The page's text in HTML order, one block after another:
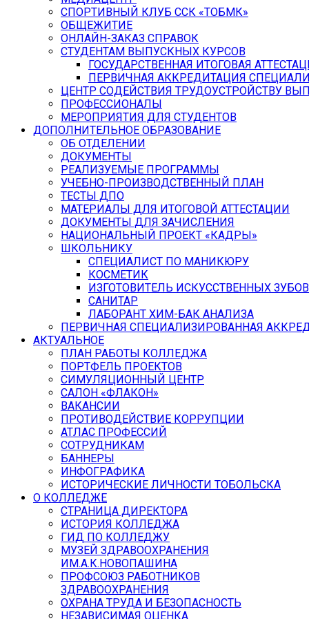
СПОРТИВНЫЙ КЛУБ ССК «ТОБМК»
ОБЩЕЖИТИЕ
ОНЛАЙН-ЗАКАЗ СПРАВОК
СТУДЕНТАМ ВЫПУСКНЫХ КУРСОВ
ГОСУДАРСТВЕННАЯ ИТОГОВАЯ
ПЕРВИЧНАЯ АККРЕДИТАЦИЯ
ЦЕНТР СОДЕЙСТВИЯ ТРУДОУСТРОЙСТВУ
ПРОФЕССИОНАЛЫ
МЕРОПРИЯТИЯ ДЛЯ СТУДЕНТОВ
ДОПОЛНИТЕЛЬНОЕ ОБРАЗОВАНИЕ
ОБ ОТДЕЛЕНИИ
ДОКУМЕНТЫ
РЕАЛИЗУЕМЫЕ ПРОГРАММЫ
УЧЕБНО-ПРОИЗВОДСТВЕННЫЙ ПЛАН
ТЕСТЫ ДПО
МАТЕРИАЛЫ ДЛЯ ИТОГОВОЙ АТТЕСТАЦИИ
ДОКУМЕНТЫ ДЛЯ ЗАЧИСЛЕНИЯ
НАЦИОНАЛЬНЫЙ ПРОЕКТ «КАДРЫ»
ШКОЛЬНИКУ
СПЕЦИАЛИСТ ПО МАНИКЮРУ
КОСМЕТИК
ИЗГОТОВИТЕЛЬ ИСКУССТВЕННЫХ ЗУБОВ
САНИТАР
ЛАБОРАНТ ХИМ-БАК АНАЛИЗА
ПЕРВИЧНАЯ СПЕЦИАЛИЗИРОВАННАЯ
АКТУАЛЬНОЕ
ПЛАН РАБОТЫ КОЛЛЕДЖА
ПОРТФЕЛЬ ПРОЕКТОВ
СИМУЛЯЦИОННЫЙ ЦЕНТР
САЛОН «ФЛАКОН»
ВАКАНСИИ
ПРОТИВОДЕЙСТВИЕ КОРРУПЦИИ
АТЛАС ПРОФЕССИЙ
СОТРУДНИКАМ
БАННЕРЫ
ИНФОГРАФИКА
ИСТОРИЧЕСКИЕ ЛИЧНОСТИ ТОБОЛЬСКА
О КОЛЛЕДЖЕ
СТРАНИЦА ДИРЕКТОРА
ИСТОРИЯ КОЛЛЕДЖА
ГИД ПО КОЛЛЕДЖУ
МУЗЕЙ ЗДРАВООХРАНЕНИЯ
ИМ.А.К.НОВОПАШИНА
ПРОФСОЮЗ РАБОТНИКОВ
ЗДРАВООХРАНЕНИЯ
ОХРАНА ТРУДА И БЕЗОПАСНОСТЬ
НЕЗАВИСИМАЯ ОЦЕНКА